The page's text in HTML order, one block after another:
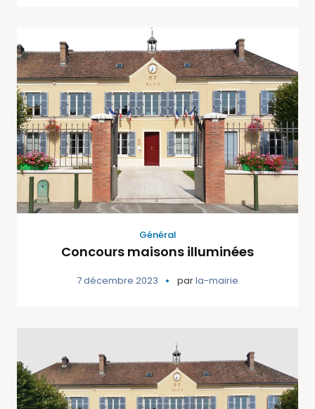
Général
Concours maisons illuminées
7 décembre 2023 parla-mairie